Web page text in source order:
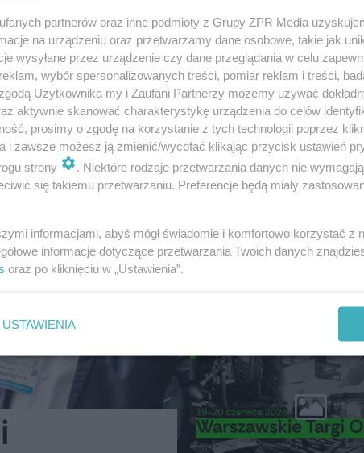
oświetlenia nie
kierować się
partnerów oraz inne podmioty z Grupy ZPR Media
na urządzeniu oraz przetwarzamy dane osobowe, takie jak
wysyłane przez urządzenie czy dane przeglądania w celu
wybór spersonalizowanych treści, pomiar reklam i treści,
Użytkownika my i Zaufani Partnerzy możemy używać
aktywnie skanować charakterystykę urządzenia do celów
prosimy o zgodę na korzystanie z tych technologii poprzez
i zawsze możesz ją zmienić/wycofać klikając przycisk ustawień
strony
. Niektóre rodzaje przetwarzania danych nie
się takiemu przetwarzaniu. Preferencje będą miały
informacjami, abyś mógł świadomie i komfortowo korzystać z
informacje dotyczące przetwarzania Twoich danych
oraz po kliknięciu w „Ustawienia”.
USTAWIENIA